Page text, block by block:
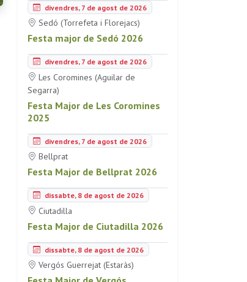
divendres, 7 de agost de 2026
Sedó (Torrefeta i Florejacs)
Festa major de Sedó 2026
divendres, 7 de agost de 2026
Les Coromines (Aguilar de
Segarra)
Festa Major de Les Coromines
2025
divendres, 7 de agost de 2026
Bellprat
Festa Major de Bellprat 2026
dissabte, 8 de agost de 2026
Ciutadilla
Festa Major de Ciutadilla 2026
dissabte, 8 de agost de 2026
Vergós Guerrejat (Estaràs)